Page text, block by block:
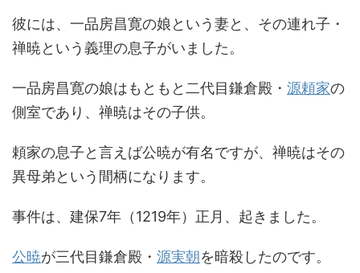
彼には、一品房昌寛の娘という妻と、その連れ子・
禅暁という義理の息子がいました。
一品房昌寛の娘はもともと二代目鎌倉殿・ 源頼家の
側室であり、禅暁はその子供。
頼家の息子と言えば公暁が有名ですが、禅暁はその
異母弟という間柄になります。
事件は、建保7年（1219年）正月、起きました。
公暁が三代目鎌倉殿・ 源実朝を暗殺したのです。